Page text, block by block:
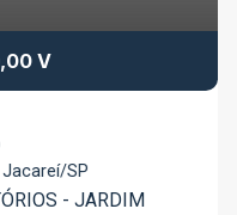
V
SP
- JARDIM